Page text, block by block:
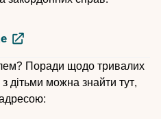
Поради щодо тривалих
дітьми можна знайти тут,